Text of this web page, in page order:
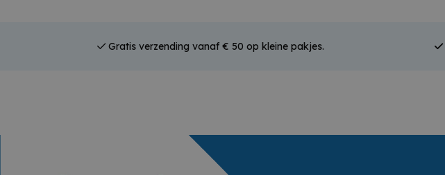
Gratis verzending vanaf € 50 op kleine pakjes.